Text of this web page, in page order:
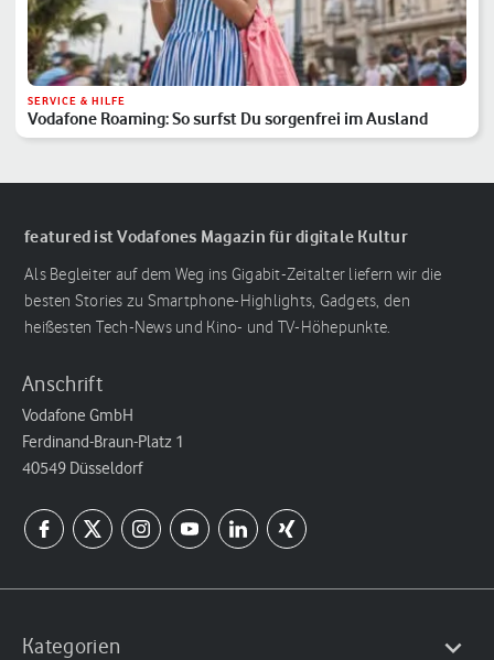
SERVICE & HILFE
Vodafone Roaming: So surfst Du sorgenfrei im Ausland
featured ist Vodafones Magazin für digitale Kultur
Als Begleiter auf dem Weg ins Gigabit-Zeitalter liefern wir die
besten Stories zu Smartphone-Highlights, Gadgets, den
heißesten Tech-News und Kino- und TV-Höhepunkte.
Anschrift
Vodafone GmbH
Ferdinand-Braun-Platz 1
40549 Düsseldorf
Kategorien